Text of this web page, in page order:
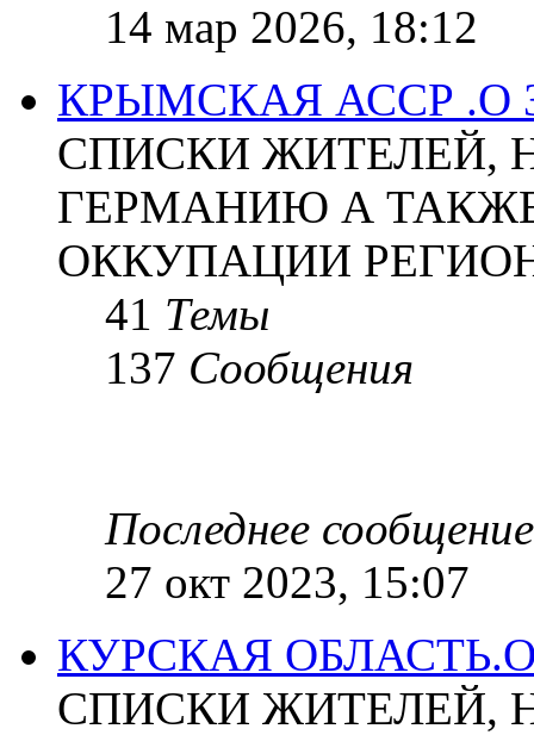
14 мар 2026, 18:12
КРЫМСКАЯ АССР .О
СПИСКИ ЖИТЕЛЕЙ,
ГЕРМАНИЮ А
ОККУПАЦИИ
41 Темы
137 Сообщения
Последнее сообщение
27 окт 2023, 15:07
КУРСКАЯ
СПИСКИ ЖИТЕЛЕЙ,